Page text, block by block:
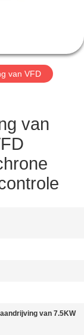
van VFD
van
van 7.5KW